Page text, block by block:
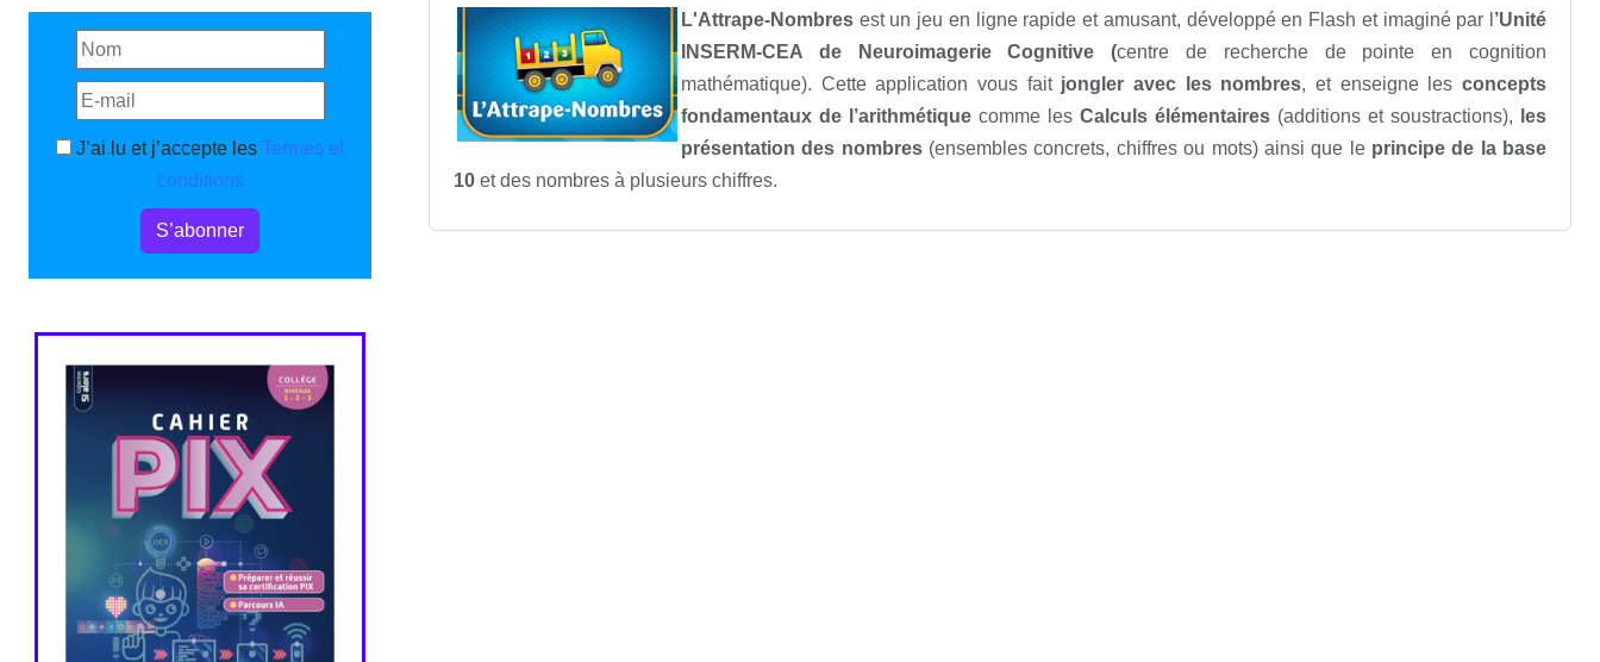
J’ai lu et j’accepte les Termes et
conditions
S’abonner
L'Attrape-Nombres est un jeu en ligne rapide et amusant, développé en Flash et imaginé par l ’Unité
INSERM-CEA de Neuroimagerie Cognitive (centre de recherche de pointe en cognition
mathématique). Cette application vous fait jongler avec les nombres, et enseigne lesconcepts
fondamentaux de l’arithmétique comme les Calculs élémentaires (additions et soustractions),
les
présentation des nombres(ensembles concrets, chiffres ou mots) ainsi que leprincipe de la base
10 et des nombres à plusieurs chiffres.